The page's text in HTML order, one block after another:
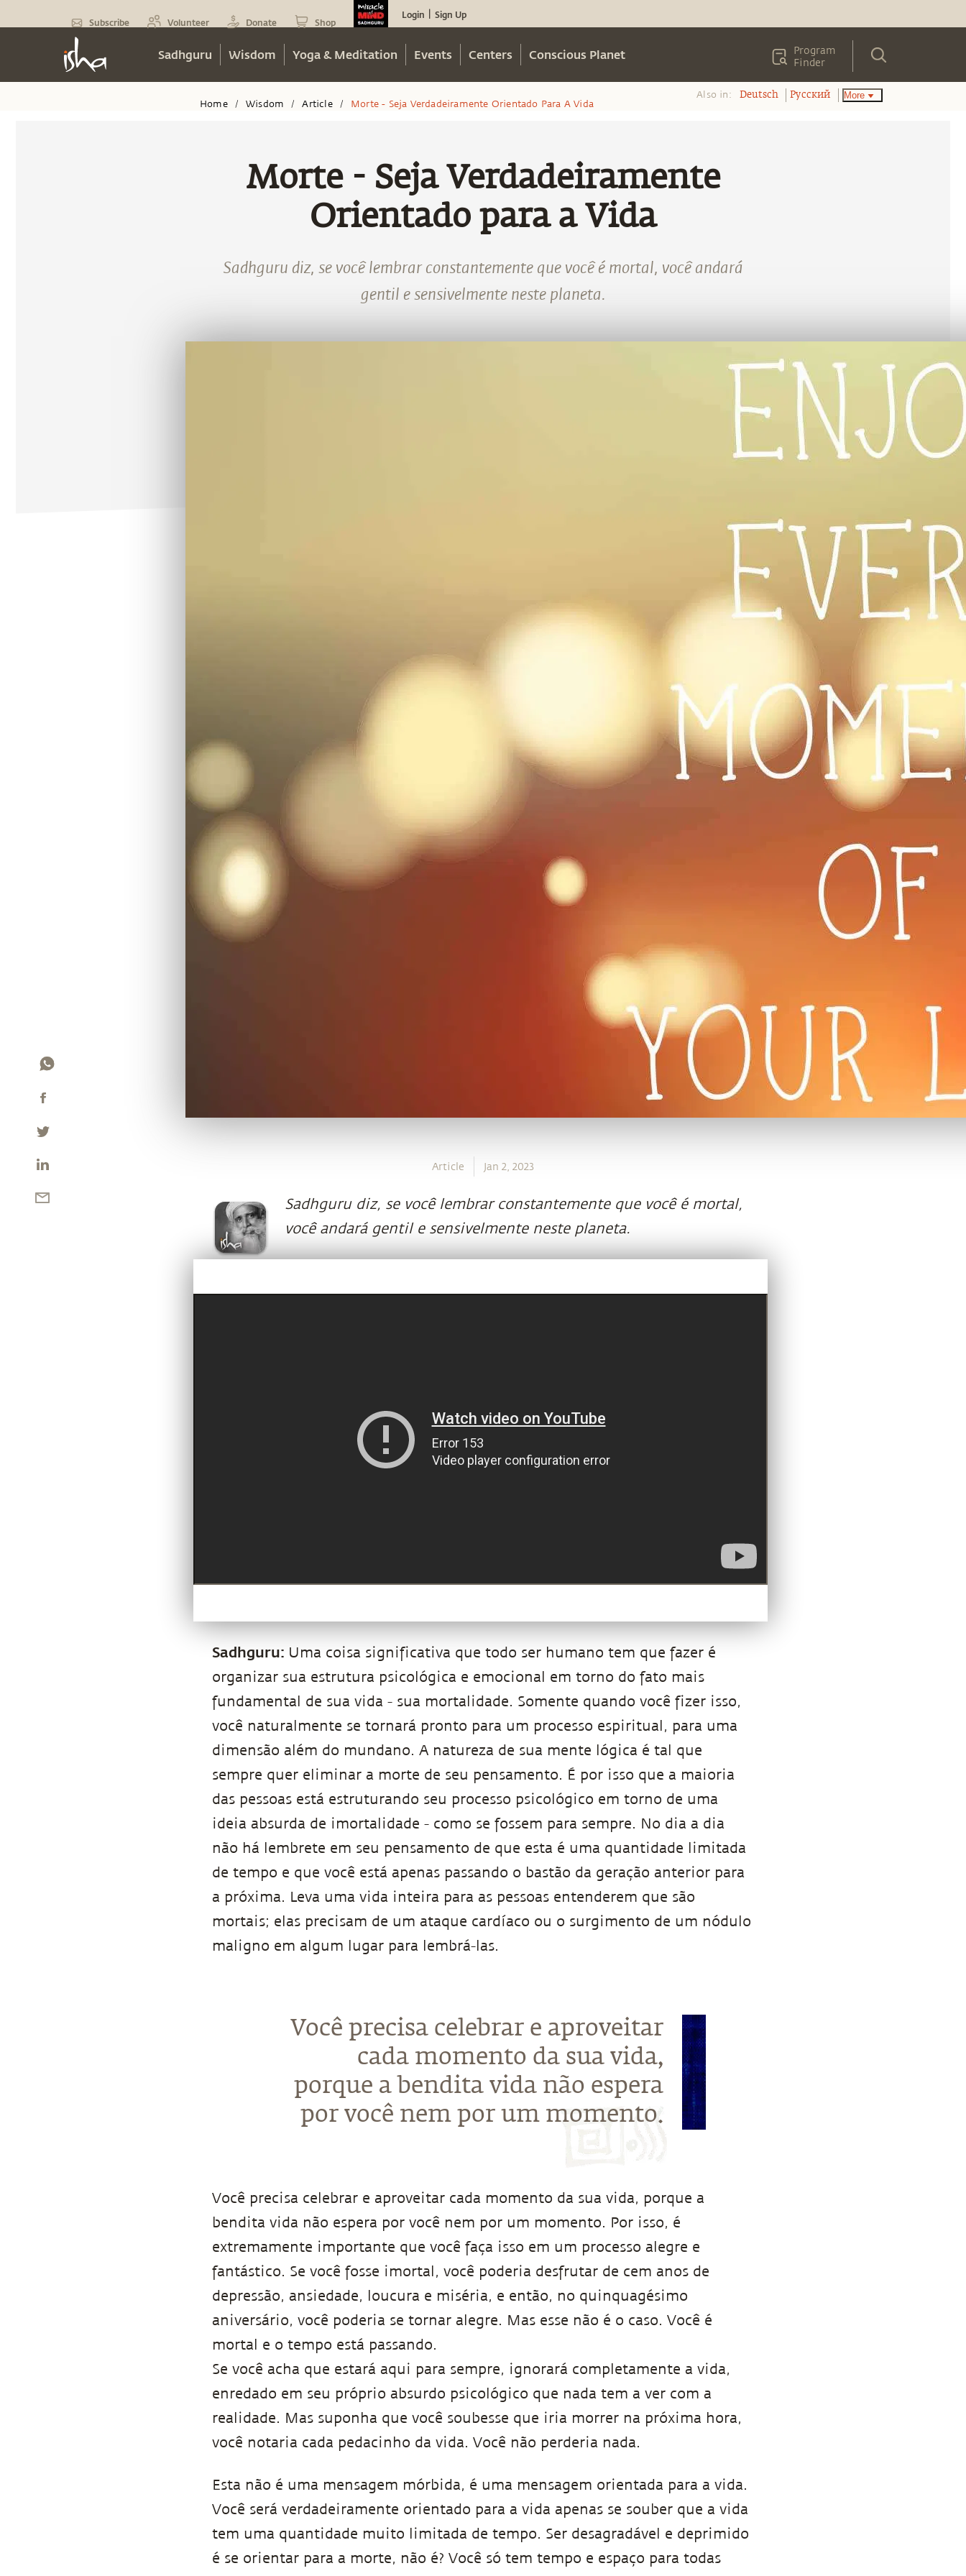
Subscribe Volunteer Donate Shop
Login Sign Up
Sadhguru Wisdom Yoga & Meditation Events Centers Conscious Planet
Program
Finder
Home / Wisdom / Article / Morte - Seja Verdadeiramente Orientado Para A Vida
Also in: Deutsch Pусский More
Morte - Seja Verdadeiramente
Orientado para a Vida
Sadhguru diz, se você lembrar constantemente que você é mortal, você andará
gentil e sensivelmente neste planeta.
Article Jan 2, 2023
Sadhguru diz, se você lembrar constantemente que você é mortal,
você andará gentil e sensivelmente neste planeta.
Sadhguru: Uma coisa significativa que todo ser humano tem que fazer é
organizar sua estrutura psicológica e emocional em torno do fato mais
fundamental de sua vida - sua mortalidade. Somente quando você fizer isso,
você naturalmente se tornará pronto para um processo espiritual, para uma
dimensão além do mundano. A natureza de sua mente lógica é tal que
sempre quer eliminar a morte de seu pensamento. É por isso que a maioria
das pessoas está estruturando seu processo psicológico em torno de uma
ideia absurda de imortalidade - como se fossem para sempre. No dia a dia
não há lembrete em seu pensamento de que esta é uma quantidade limitada
de tempo e que você está apenas passando o bastão da geração anterior para
a próxima. Leva uma vida inteira para as pessoas entenderem que são
mortais; elas precisam de um ataque cardíaco ou o surgimento de um nódulo
maligno em algum lugar para lembrá-las.
Você precisa celebrar e aproveitar
cada momento da sua vida,
porque a bendita vida não espera
por você nem por um momento.
Você precisa celebrar e aproveitar cada momento da sua vida, porque a
bendita vida não espera por você nem por um momento. Por isso, é
extremamente importante que você faça isso em um processo alegre e
fantástico. Se você fosse imortal, você poderia desfrutar de cem anos de
depressão, ansiedade, loucura e miséria, e então, no quinquagésimo
aniversário, você poderia se tornar alegre. Mas esse não é o caso. Você é
mortal e o tempo está passando.
Se você acha que estará aqui para sempre, ignorará completamente a vida,
enredado em seu próprio absurdo psicológico que nada tem a ver com a
realidade. Mas suponha que você soubesse que iria morrer na próxima hora,
você notaria cada pedacinho da vida. Você não perderia nada.
Esta não é uma mensagem mórbida, é uma mensagem orientada para a vida.
Você será verdadeiramente orientado para a vida apenas se souber que a vida
tem uma quantidade muito limitada de tempo. Ser desagradável e deprimido
é se orientar para a morte, não é? Você só tem tempo e espaço para todas